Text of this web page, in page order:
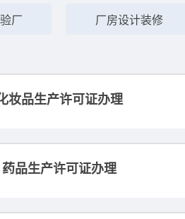
厂 厂房设计装修
妆品生产许可证办理
药品生产许可证办理